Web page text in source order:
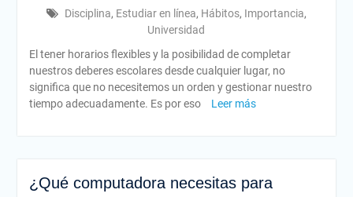
Disciplina, Estudiar en línea, Hábitos, Importancia,
Universidad
El tener horarios flexibles y la posibilidad de completar
nuestros deberes escolares desde cualquier lugar, no
significa que no necesitemos un orden y gestionar nuestro
tiempo adecuadamente. Es por eso
Leer más
¿Qué computadora necesitas para